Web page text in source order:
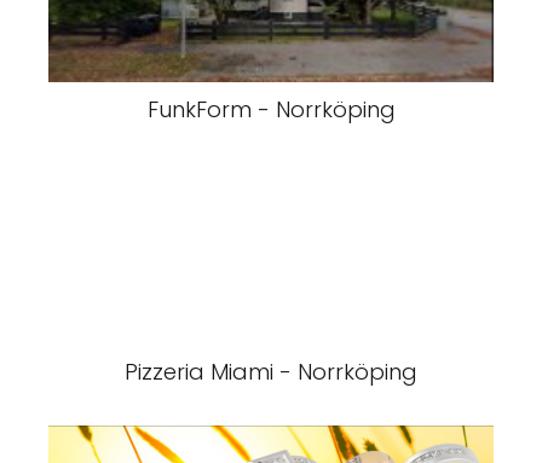
FunkForm - Norrköping
Pizzeria Miami - Norrköping